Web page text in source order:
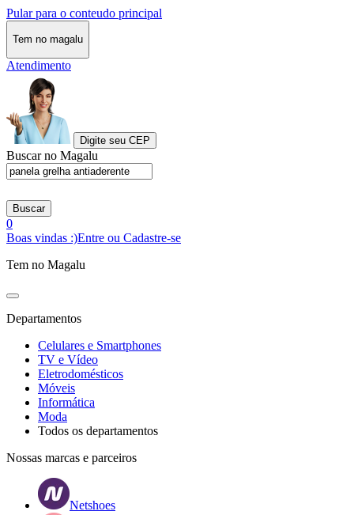
Pular para o conteudo principal
Tem no magalu
Atendimento
Digite seu CEP
Buscar no Magalu
Buscar
0
Boas vindas :)Entre ou Cadastre-se
Tem no Magalu
Departamentos
Celulares e Smartphones
TV e Vídeo
Eletrodomésticos
Móveis
Informática
Moda
Todos os departamentos
Nossas marcas e parceiros
Netshoes